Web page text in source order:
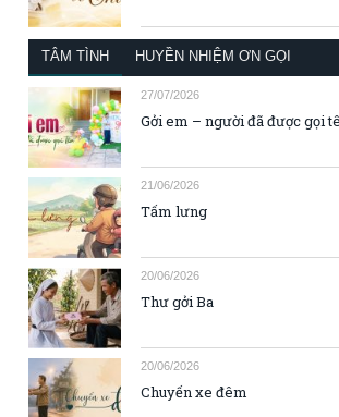
TÂM TÌNH HUYỀN NHIỆM ƠN GỌI
27/07/2026
Gởi em – người đã được gọi
21/06/2026
Tấm lưng
20/06/2026
Thư gởi Ba
20/06/2026
Chuyến xe đêm